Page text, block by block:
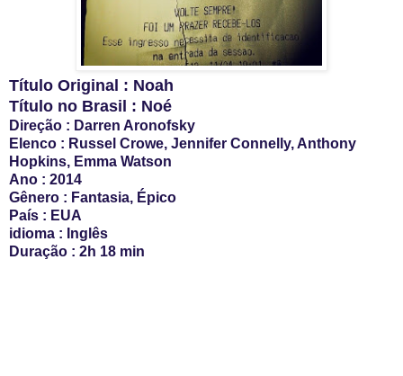
Título Original : Noah
Título no Brasil : Noé
Direção : Darren Aronofsky
Elenco : Russel Crowe, Jennifer Connelly, Anthony
Hopkins, Emma Watson
Ano : 2014
Gênero : Fantasia, Épico
País : EUA
idioma : Inglês
Duração : 2h 18 min